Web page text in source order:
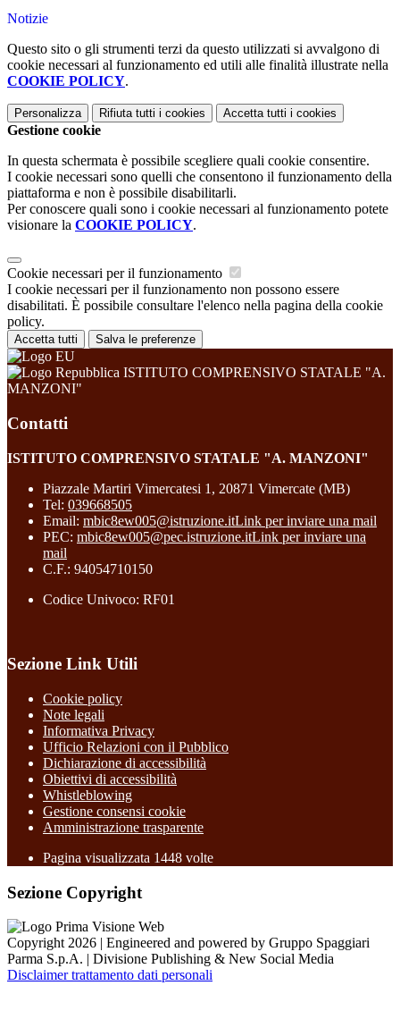
Notizie
Questo sito o gli strumenti terzi da questo utilizzati si avvalgono di
cookie necessari al funzionamento ed utili alle finalità illustrate nella
COOKIE POLICY.
Personalizza Rifiuta tutti i cookies Accetta tutti i cookies
Gestione cookie
In questa schermata è possibile scegliere quali cookie consentire.
I cookie necessari sono quelli che consentono il funzionamento della
piattaforma e non è possibile disabilitarli.
Per conoscere quali sono i cookie necessari al funzionamento potete
visionare la COOKIE POLICY.
Cookie necessari per il funzionamento
I cookie necessari per il funzionamento non possono essere
disabilitati. È possibile consultare l'elenco nella pagina della cookie
policy.
Accetta tutti Salva le preferenze
ISTITUTO COMPRENSIVO STATALE "A.
MANZONI"
Contatti
ISTITUTO COMPRENSIVO STATALE "A. MANZONI"
Piazzale Martiri Vimercatesi 1, 20871 Vimercate (MB)
Tel: 039668505
Email: mbic8ew005@istruzione.itLink per inviare una mail
PEC: mbic8ew005@pec.istruzione.itLink per inviare una
mail
C.F.: 94054710150
Codice Univoco: RF01
Sezione Link Utili
Cookie policy
Note legali
Informativa Privacy
Ufficio Relazioni con il Pubblico
Dichiarazione di accessibilità
Obiettivi di accessibilità
Whistleblowing
Gestione consensi cookie
Amministrazione trasparente
Pagina visualizzata 1448 volte
Sezione Copyright
Copyright 2026 | Engineered and powered by Gruppo Spaggiari
Parma S.p.A. | Divisione Publishing & New Social Media
Disclaimer trattamento dati personali